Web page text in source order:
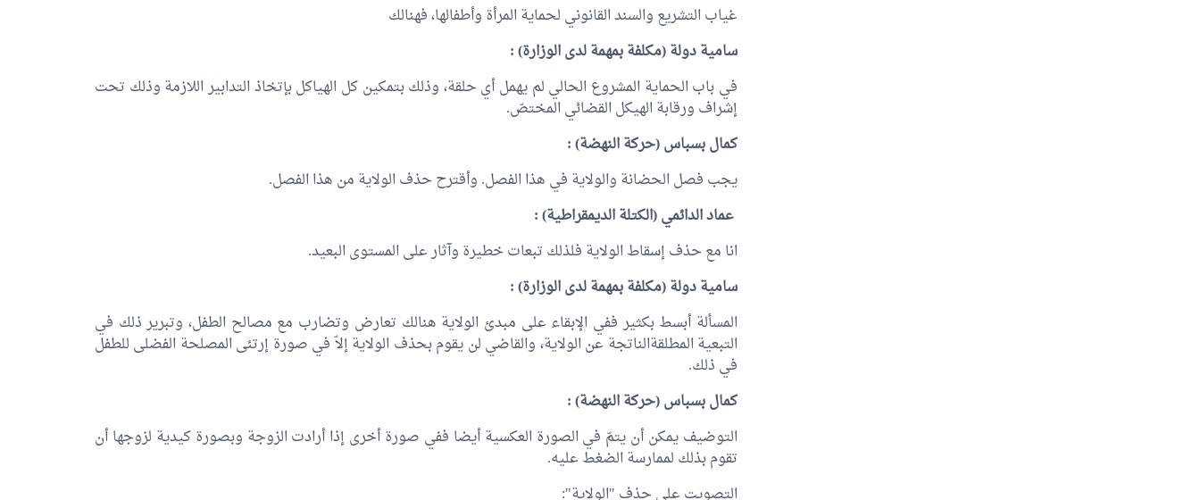
غياب التشريع والسند القانوني لحماية المرأة وأطفالها، فهنالك
سامية دولة (مكلفة بمهمة لدى الوزارة) :
في باب الحماية المشروع الحالي لم يهمل أي حلقة، وذلك بتمكين كل الهياكل بإتخاذ التدابير اللازمة وذلك تحت
إشراف ورقابة الهيكل القضائي المختصّ.
كمال بسباس (حركة النهضة) :
يجب فصل الحضانة والولاية في هذا الفصل. وأقترح حذف الولاية من هذا الفصل.
عماد الدائمي(الكتلة الديمقراطية) :
انا مع حذف إسقاط الولاية فلذلك تبعات خطيرة وآثار على المستوى البعيد.
سامية دولة (مكلفة بمهمة لدى الوزارة) :
المسألة أبسط بكثير ففي الإبقاء على مبدئ الولاية هنالك تعارض وتضارب مع مصالح الطفل، وتبرير ذلك في
التبعية المطلقةالناتجة عن الولاية، والقاضي لن يقوم بحذف الولاية إلاّ في صورة إرتئى المصلحة الفضلى للطفل
في ذلك.
كمال بسباس (حركة النهضة) :
التوضيف يمكن أن يتمّ في الصورة العكسية أيضا ففي صورة أخرى إذا أرادت الزوجة وبصورة كيدية لزوجها أن
تقوم بذلك لممارسة الضغط عليه.
التصويت على حذف "الولاية":